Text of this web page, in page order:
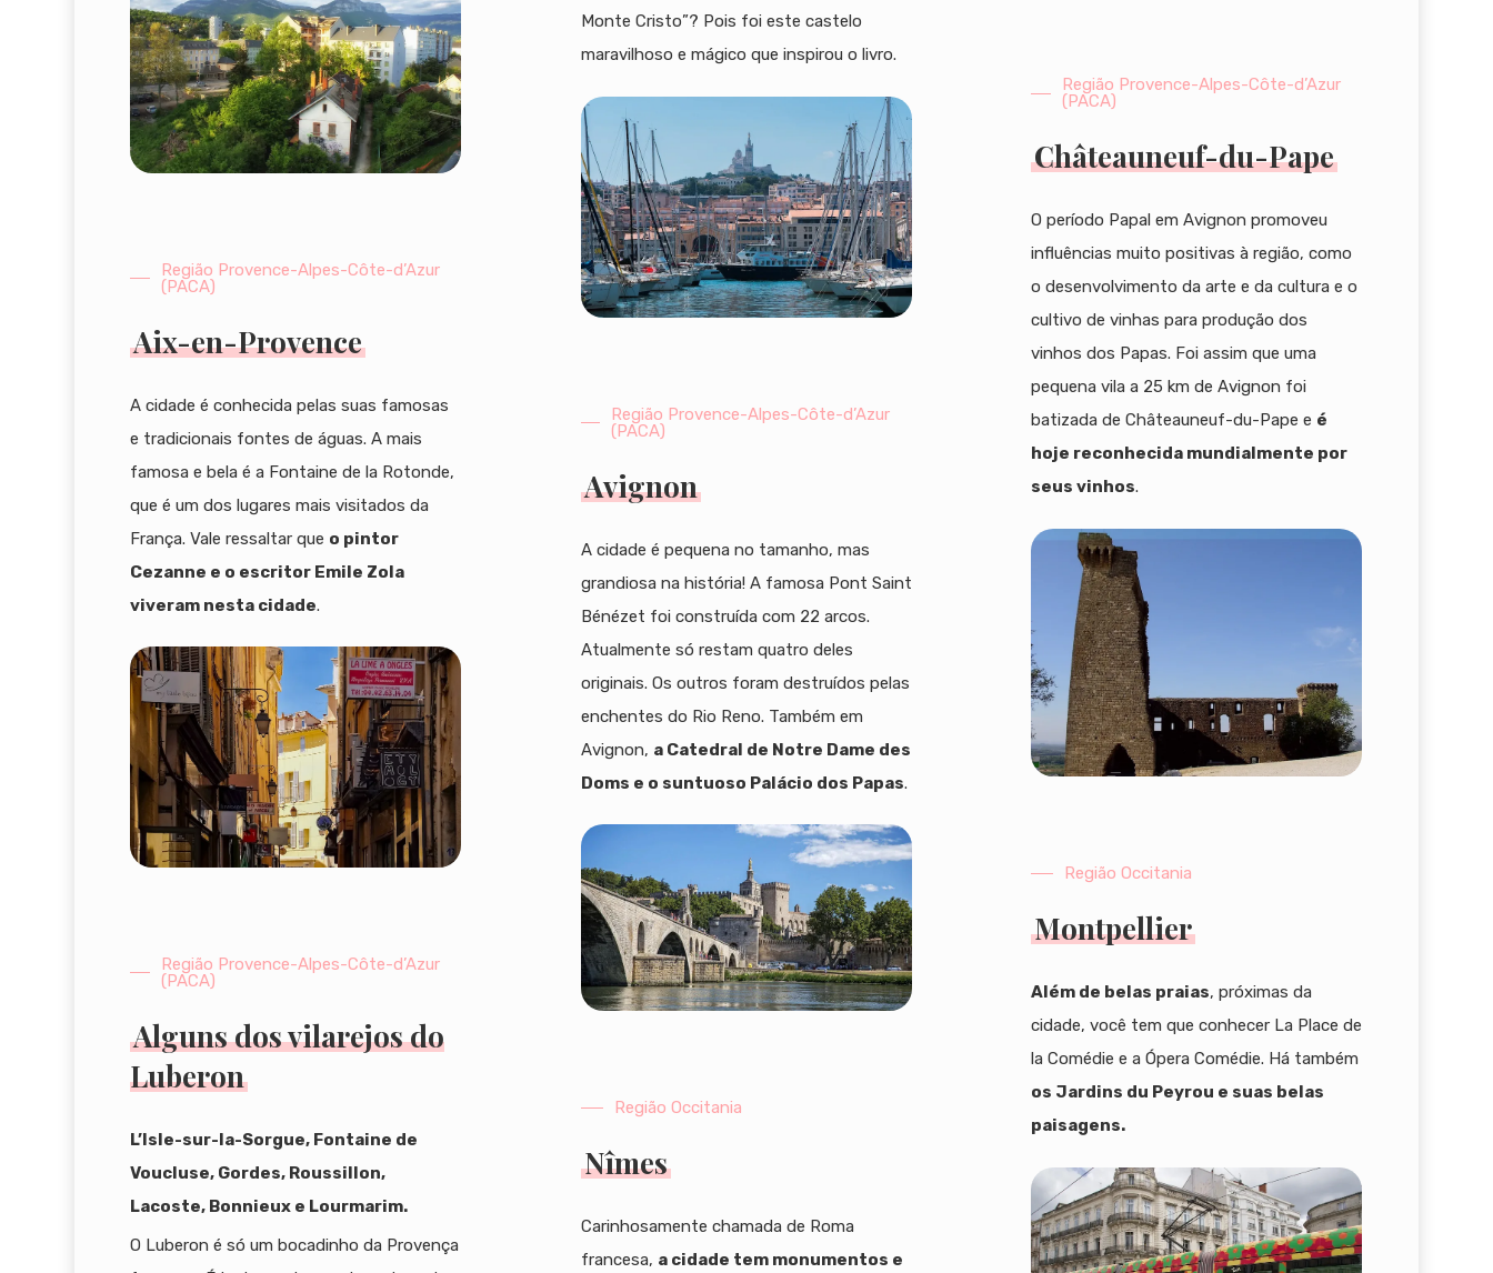
Região Provence-Alpes-Côte-d’Azur
(PACA)
Aix-en-Provence
A cidade é conhecida pelas suas famosas
e tradicionais fontes de águas. A mais
famosa e bela é a Fontaine de la Rotonde,
que é um dos lugares mais visitados da
França. Vale ressaltar que o pintor
Cezanne e o escritor Emile Zola
viveram nesta cidade.
Região Provence-Alpes-Côte-d’Azur
(PACA)
Alguns dos vilarejos do
Luberon
L’Isle-sur-la-Sorgue, Fontaine de
Voucluse, Gordes, Roussillon,
Lacoste, Bonnieux e Lourmarim.
O Luberon é só um bocadinho da Provença
Monte Cristo”? Pois foi este castelo
maravilhoso e mágico que inspirou o livro.
Região Provence-Alpes-Côte-d’Azur
(PACA)
Avignon
A cidade é pequena no tamanho, mas
grandiosa na história! A famosa Pont Saint
Bénézet foi construída com 22 arcos.
Atualmente só restam quatro deles
originais. Os outros foram destruídos pelas
enchentes do Rio Reno. Também em
Avignon, a Catedral de Notre Dame des
Doms e o suntuoso Palácio dos Papas.
Região Occitania
Nîmes
Carinhosamente chamada de Roma
francesa, a cidade tem monumentos e
Região Provence-Alpes-Côte-d’Azur
(PACA)
Châteauneuf-du-Pape
O período Papal em Avignon promoveu
influências muito positivas à região, como
o desenvolvimento da arte e da cultura e o
cultivo de vinhas para produção dos
vinhos dos Papas. Foi assim que uma
pequena vila a 25 km de Avignon foi
batizada de Châteauneuf-du-Pape e é
hoje reconhecida mundialmente por
seus vinhos.
Região Occitania
Montpellier
Além de belas praias, próximas da
cidade, você tem que conhecer La Place de
la Comédie e a Ópera Comédie. Há também
os Jardins du Peyrou e suas belas
paisagens.